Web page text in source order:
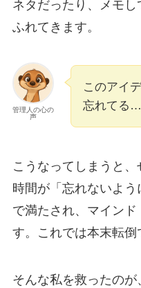
ネタだったり、メモ
ふれてきます。
管理人の心の
声
このアイ
忘れてる…
こうなってしまうと
時間が「忘れないよ
で満たされ、マイン
す。これでは本末転倒
そんな私を救ったの